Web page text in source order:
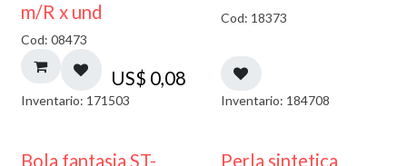
m/R x und
Cod: 08473
US$ 0,08
Inventario: 171503
Cod: 18373
Inventario: 184708
Bola fantasia ST- Perla sintetica